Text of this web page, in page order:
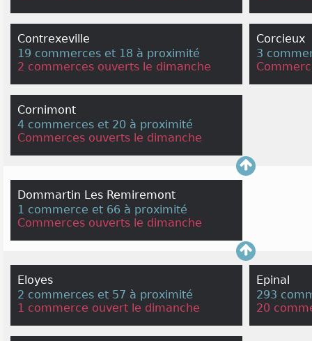
Contrexeville
19 commerces et 18 à proximité
2 commerces ouverts le dimanche
Corcieux
3
Cornimont
4 commerces et 20 à proximité
Commerces ouverts le dimanche
Dommartin Les Remiremont
1 commerce et 66 à proximité
Commerces ouverts le dimanche
Eloyes
2 commerces et 57 à proximité
1 commerce ouvert le dimanche
Epinal
293
20